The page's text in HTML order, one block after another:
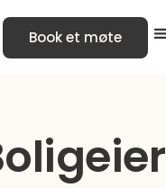
Book et møte